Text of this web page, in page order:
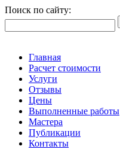
Поиск по сайту:
Главная
Расчет стоимости
Услуги
Отзывы
Цены
Выполненные работы
Мастера
Публикации
Контакты